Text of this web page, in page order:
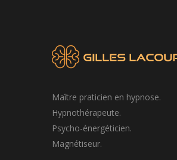
Maître praticien en hypnose.
Hypnothérapeute.
Psycho-énergéticien.
Magnétiseur.